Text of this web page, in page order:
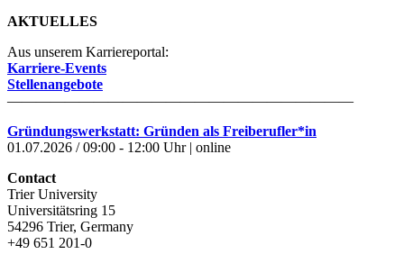
AKTUELLES
Aus unserem Karriereportal:
Karriere-Events
Stellenangebote
————————————————————————
Gründungswerkstatt: Gründen als Freiberufler*in
01.07.2026 / 09:00 - 12:00 Uhr | online
Contact
Trier University
Universitätsring 15
54296 Trier, Germany
+49 651 201-0